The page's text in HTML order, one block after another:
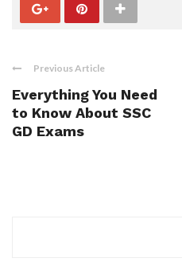
Previous Article
Everything You Need
to Know About SSC
GD Exams